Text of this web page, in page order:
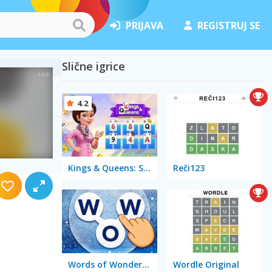
PRIJAVA REGISTRUJ SE
Slične igrice
Kings & Queens: Solitaire Tripeaks
4.2
Reči123
Words of Wonders - WOW Wordle Original